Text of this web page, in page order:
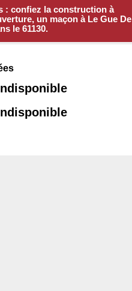
: confiez la construction à
un maçon à Le Gue De
le 61130.